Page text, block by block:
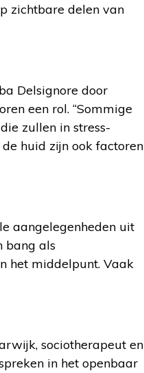
zichtbare delen van
Delsignore door
een rol. “Sommige
zullen in stress-
huid zijn ook factoren
aangelegenheden uit
bang als
het middelpunt. Vaak
sociotherapeut en
in het openbaar